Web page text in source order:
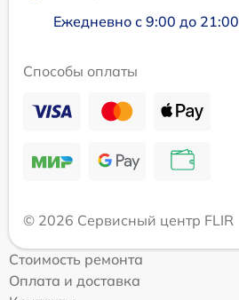
Ежедневно с 9:00 до 21:00
Способы оплаты
© 2026 Сервисный центр FLIR
Стоимость ремонта
Оплата и доставка